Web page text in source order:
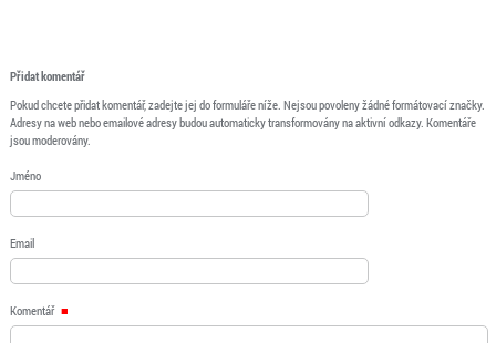
Přidat komentář
Pokud chcete přidat komentář, zadejte jej do formuláře níže. Nejsou povoleny žádné formátovací značky.
Adresy na web nebo emailové adresy budou automaticky transformovány na aktivní odkazy. Komentáře
jsou moderovány.
Jméno
Email
Komentář